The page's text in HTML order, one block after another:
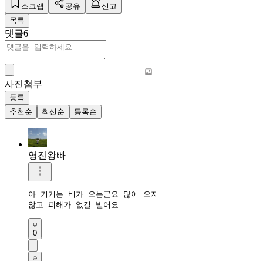
스크랩 공유
신고
목록
댓글6
사진첨부
등록
추천순
최신순 등록순
영진왕빠
아 거기는 비가 오는군요 많이 오지
않고 피해가 없길 빌어요
0